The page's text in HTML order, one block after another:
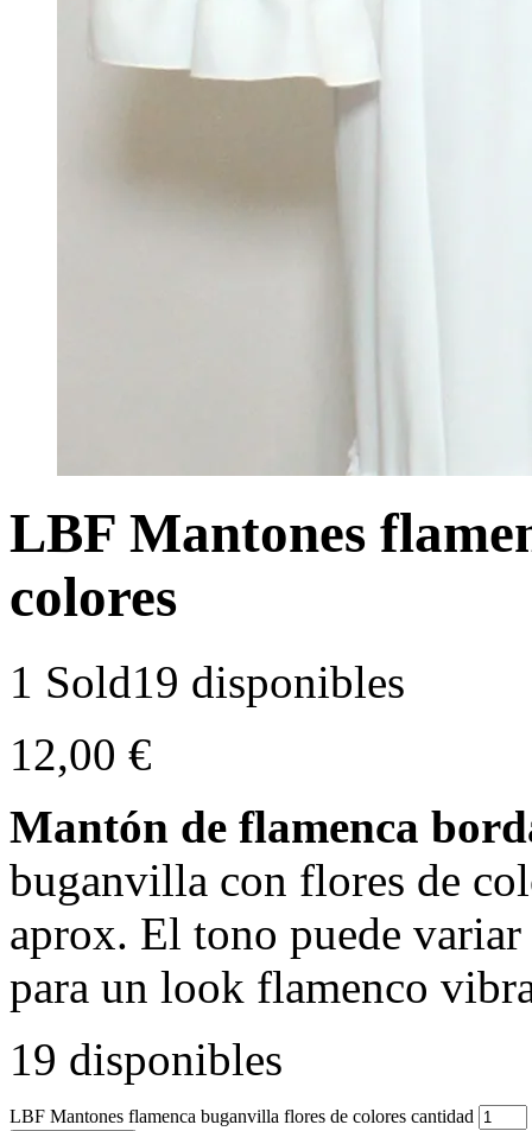
LBF Mantones
colores
1 Sold19 disponibles
12,00 €
Mantón de flamenca
buganvilla con flores de
aprox. El tono puede
para un look flamenco
19 disponibles
LBF Mantones flamenca buganvilla flores de colores cantidad